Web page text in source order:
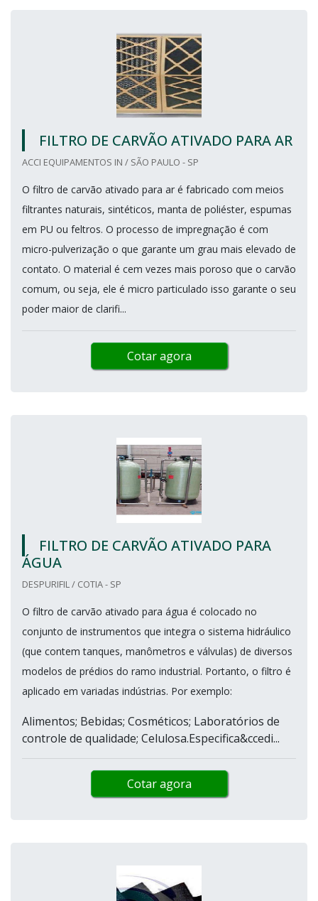
FILTRO DE CARVÃO ATIVADO PARA AR
ACCI EQUIPAMENTOS IN / SÃO PAULO - SP
O filtro de carvão ativado para ar é fabricado com meios
filtrantes naturais, sintéticos, manta de poliéster, espumas
em PU ou feltros. O processo de impregnação é com
micro-pulverização o que garante um grau mais elevado de
contato. O material é cem vezes mais poroso que o carvão
comum, ou seja, ele é micro particulado isso garante o seu
poder maior de clarifi...
Cotar agora
FILTRO DE CARVÃO ATIVADO PARA
ÁGUA
DESPURIFIL / COTIA - SP
O filtro de carvão ativado para água é colocado no
conjunto de instrumentos que integra o sistema hidráulico
(que contem tanques, manômetros e válvulas) de diversos
modelos de prédios do ramo industrial. Portanto, o filtro é
aplicado em variadas indústrias. Por exemplo:
Alimentos; Bebidas; Cosméticos; Laboratórios de
controle de qualidade; Celulosa.Especifica&ccedi...
Cotar agora